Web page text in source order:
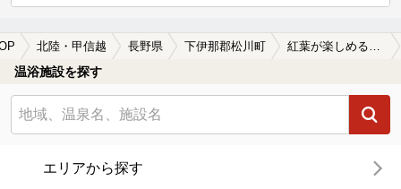
北陸・甲信越 長野県 下伊那郡松川町 紅葉が楽しめる下伊那郡松川町の温泉、日帰り温泉、スーパー銭湯おすすめ
温浴施設を探す
エリアから探す